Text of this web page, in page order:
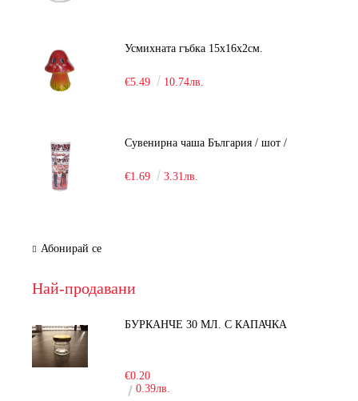
Усмихната гъбка 15х16х2см.
€5.49 10.74лв.
Сувенирна чаша България / шот /
€1.69 3.31лв.
Абонирай се
Най-продавани
БУРКАНЧЕ 30 МЛ. С КАПАЧКА
€0.20
0.39лв.